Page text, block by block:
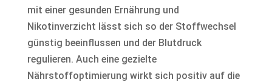
mit einer gesunden Ernährung und
Nikotinverzicht lässt sich so der Stoffwechsel
günstig beeinflussen und der Blutdruck
regulieren. Auch eine gezielte
Nährstoffoptimierung wirkt sich positiv auf die